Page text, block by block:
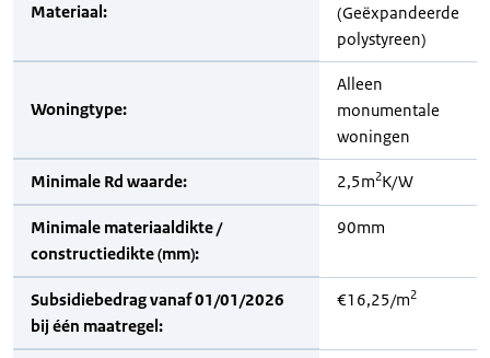
Materiaal:
(Geëxpandeerde
polystyreen)
Woningtype:
Alleen
monumentale
woningen
Minimale Rd waarde: 2,5m2K/W
Minimale materiaaldikte /
constructiedikte (mm):
90mm
Subsidiebedrag vanaf 01/01/2026
bij één maatregel:
€16,25/m2